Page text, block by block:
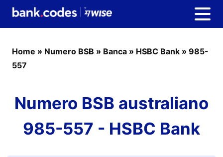
Home » Numero BSB » Banca » HSBC Bank » 985-
557
Numero BSB australiano
985-557 - HSBC Bank